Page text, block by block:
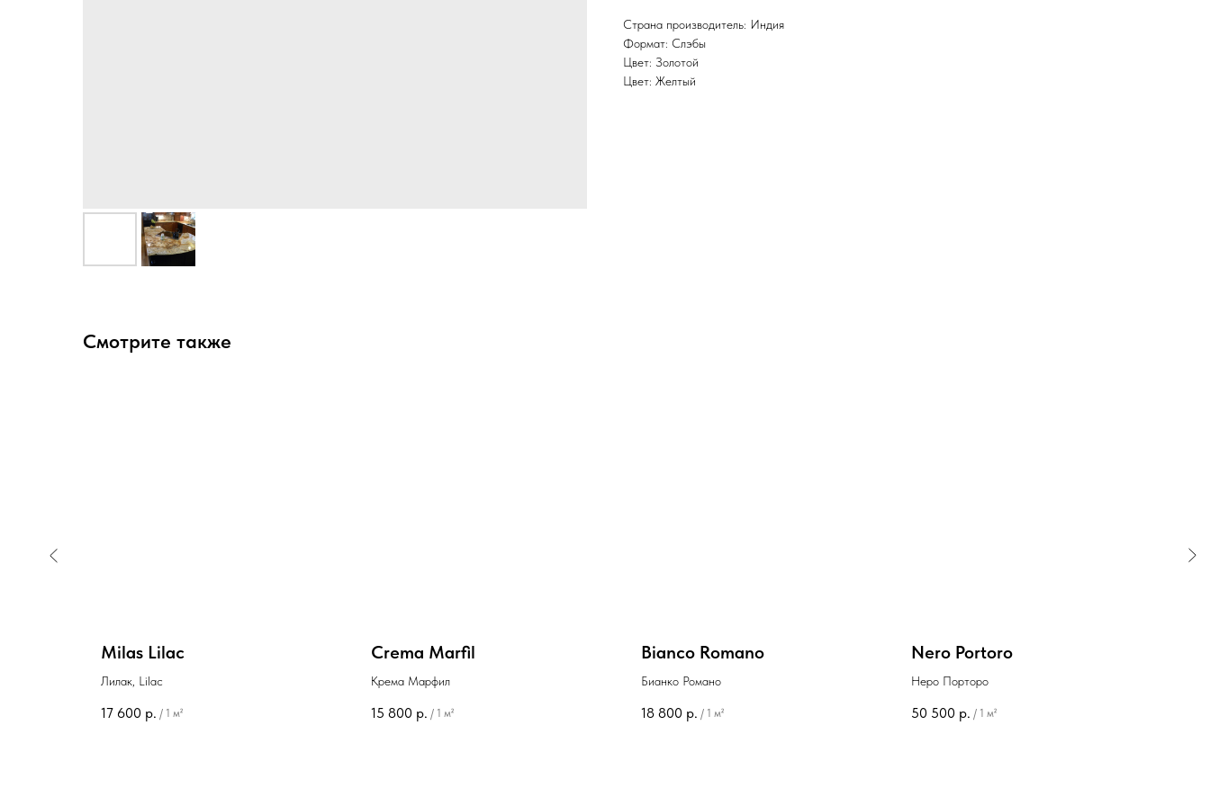
Страна производитель: Индия
Формат: Слэбы
Цвет: Золотой
Цвет: Желтый
Смотрите также
Milas Lilac
Лилак, Lilac
17 600 р. / 1 м²
Crema Marfil
Крема Марфил
15 800 р. / 1 м²
Bianco Romano
Бианко Романо
18 800 р. / 1 м²
Nero Portoro
Неро Порторо
50 500 р. / 1 м²